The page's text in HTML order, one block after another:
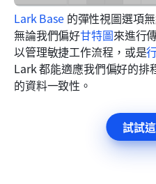
Lark Base 的彈性視圖選項
無論我們偏好甘特圖來進行
以管理敏捷工作流程，或是
Lark 都能適應我們偏好的排
的資料一致性。
試試